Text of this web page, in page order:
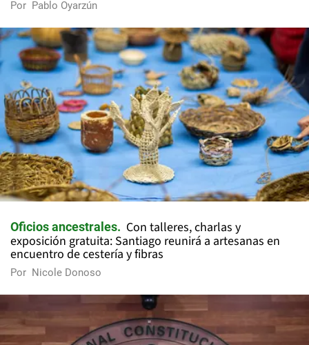
Por Pablo Oyarzún
Oficios ancestrales
Con talleres, charlas y
exposición gratuita: Santiago reunirá a artesanas en
encuentro de cestería y fibras
Por Nicole Donoso